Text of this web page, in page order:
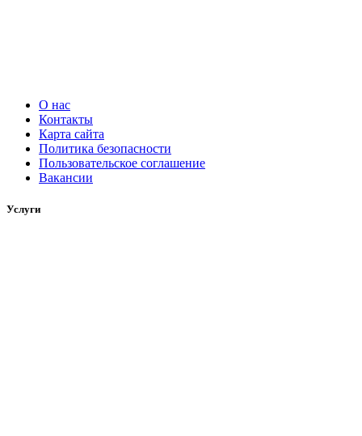
О нас
Контакты
Карта сайта
Политика безопасности
Пользовательское соглашение
Вакансии
Услуги